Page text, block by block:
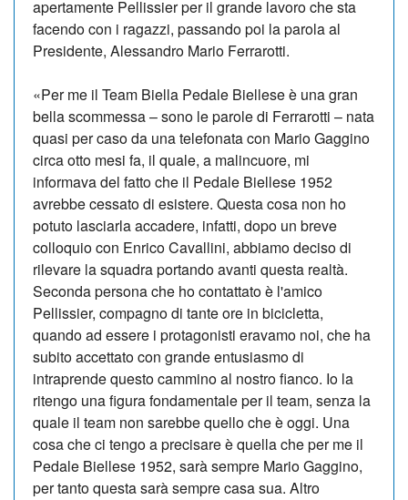
apertamente Pellissier per il grande lavoro che sta
facendo con i ragazzi, passando poi la parola al
Presidente, Alessandro Mario Ferrarotti.
«Per me il Team Biella Pedale Biellese è una gran
bella scommessa – sono le parole di Ferrarotti – nata
quasi per caso da una telefonata con Mario Gaggino
circa otto mesi fa, il quale, a malincuore, mi
informava del fatto che il Pedale Biellese 1952
avrebbe cessato di esistere. Questa cosa non ho
potuto lasciarla accadere, infatti, dopo un breve
colloquio con Enrico Cavallini, abbiamo deciso di
rilevare la squadra portando avanti questa realtà.
Seconda persona che ho contattato è l'amico
Pellissier, compagno di tante ore in bicicletta,
quando ad essere i protagonisti eravamo noi, che ha
subito accettato con grande entusiasmo di
intraprende questo cammino al nostro fianco. Io la
ritengo una figura fondamentale per il team, senza la
quale il team non sarebbe quello che è oggi. Una
cosa che ci tengo a precisare è quella che per me il
Pedale Biellese 1952, sarà sempre Mario Gaggino,
per tanto questa sarà sempre casa sua. Altro